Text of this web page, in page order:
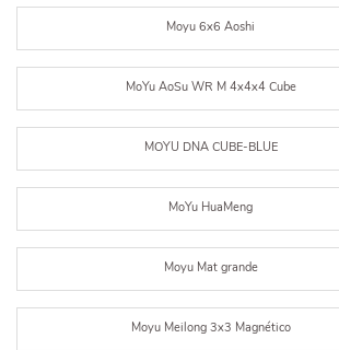
Moyu 6x6 Aoshi
MoYu AoSu WR M 4x4x4 Cube
MOYU DNA CUBE-BLUE
MoYu HuaMeng
Moyu Mat grande
Moyu Meilong 3x3 Magnético